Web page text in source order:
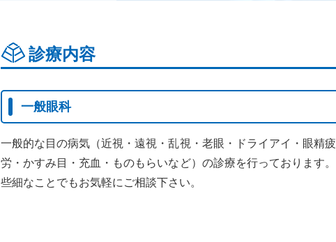
診療内容
一般眼科
一般的な目の病気（近視・遠視・乱視・老眼・ドライアイ・眼精疲
労・かすみ目・充血・ものもらいなど）の診療を行っております。
些細なことでもお気軽にご相談下さい。